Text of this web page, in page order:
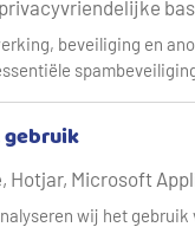
over
Vitens Solutions
beveiliging en
Hotjar, Microsoft
wij het